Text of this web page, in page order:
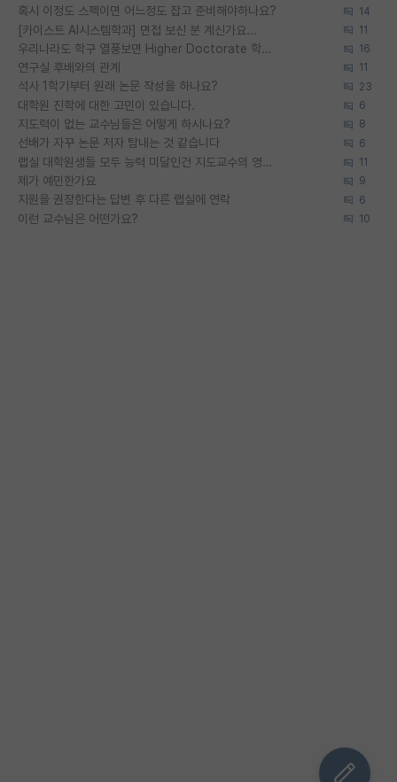
혹시 이정도 스펙이면 어느정도 잡고 준비해야하나요? 14
[카이스트 AI시스템학과] 면접 보신 분 계신가요... 11
우리나라도 학구 열풍보면 Higher Doctorate 학위가 필요하다고 봅니다. 16
연구실 후배와의 관계 11
석사 1학기부터 원래 논문 작성을 하나요? 23
대학원 진학에 대한 고민이 있습니다. 6
지도력이 없는 교수님들은 어떻게 하시나요? 8
선배가 자꾸 논문 저자 탐내는 것 같습니다 6
랩실 대학원생들 모두 능력 미달인건 지도교수의 영향 아닌가? 11
제가 예민한가요 9
지원을 권장한다는 답변 후 다른 랩실에 연락 6
이런 교수님은 어떤가요? 10